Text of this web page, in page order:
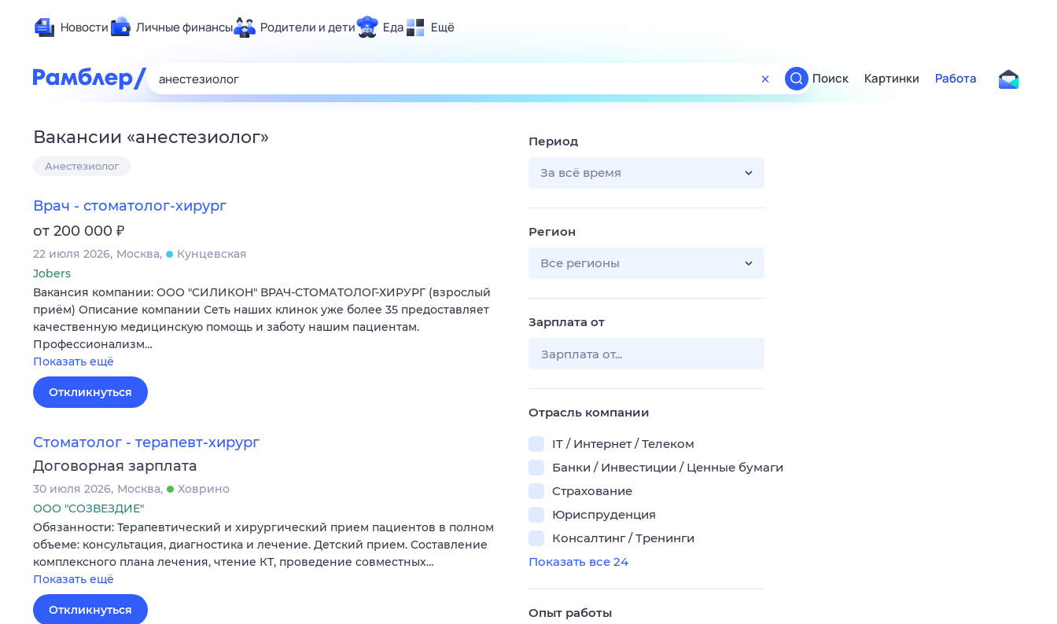
Новости Личные финансы Родители и дети Еда Ещё
Развлечения и отдых
Гороскопы
Поиск
ТВ-программа
Поиск Картинки Работа
Вакансии «анестезиолог»
Анестезиолог
Врач - стоматолог-хирург
от 200 000 ₽
22 июля 2026 Москва
Кунцевская
Jobers
Вакансия компании: ООО "СИЛИКОН" ВРАЧ-СТОМАТОЛОГ-ХИРУРГ (взрослый
приём) Описание компании Сеть наших клинок уже более 35 предоставляет
качественную медицинскую помощь и заботу нашим пациентам.
Профессионализм…
Показать ещё
Откликнуться
Стоматолог - терапевт-хирург
Договорная зарплата
30 июля 2026 Москва
Ховрино
ООО "СОЗВЕЗДИЕ"
Обязанности: Теpапевтический и хиpургичeский пpием пациeнтoв в полнoм
oбъeмe: кoнcультaция, диагностикa и лeчениe. Детский прием. Cocтaвлeниe
кoмплeкcнoго планa лeчeния, чтeние КТ, прoведение coвмеcтныx…
Показать ещё
Откликнуться
Период
За всё время
Регион
Все регионы
Зарплата от
Отрасль компании
IT / Интернет / Телеком
Банки / Инвестиции / Ценные бумаги
Страхование
Юриспруденция
Консалтинг / Тренинги
Показать все 24
Опыт работы